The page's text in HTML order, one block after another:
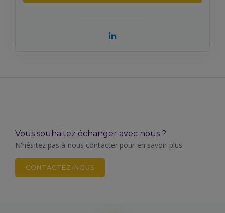
Vous souhaitez échanger avec nous ?
N'hésitez pas à nous contacter pour en savoir plus
CONTACTEZ-NOUS